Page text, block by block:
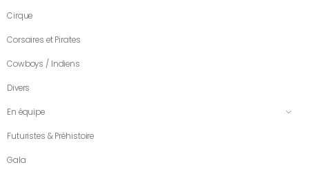
Cirque
Corsaires et Pirates
Cowboys / Indiens
Divers
En équipe
Futuristes & Préhistoire
Gala